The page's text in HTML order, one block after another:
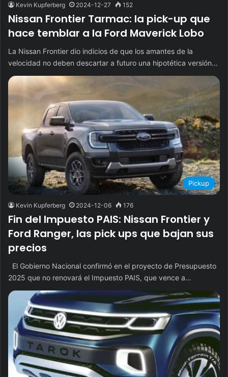
Kevin Kupferberg 2024-12-27 152
Nissan Frontier Tarmac: la pick-up que
hace temblar a la Ford Maverick Lobo
La Nissan Frontier dio indicios de que los amantes de la
velocidad no deben descartar a futuro una hipotética versión…
Pickup
Kevin Kupferberg 2024-12-06 176
Fin del Impuesto PAIS: Nissan Frontier y
Ford Ranger, las pick ups que bajan sus
precios
El Gobierno Nacional confirmó en el proyecto de Presupuesto
2025 que no renovará el Impuesto PAIS, que vence a…